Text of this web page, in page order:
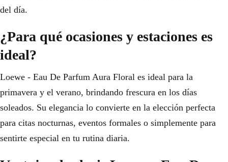
del día.
¿Para qué ocasiones y estaciones es
ideal?
Loewe - Eau De Parfum Aura Floral es ideal para la
primavera y el verano, brindando frescura en los días
soleados. Su elegancia lo convierte en la elección perfecta
para citas nocturnas, eventos formales o simplemente para
sentirte especial en tu rutina diaria.